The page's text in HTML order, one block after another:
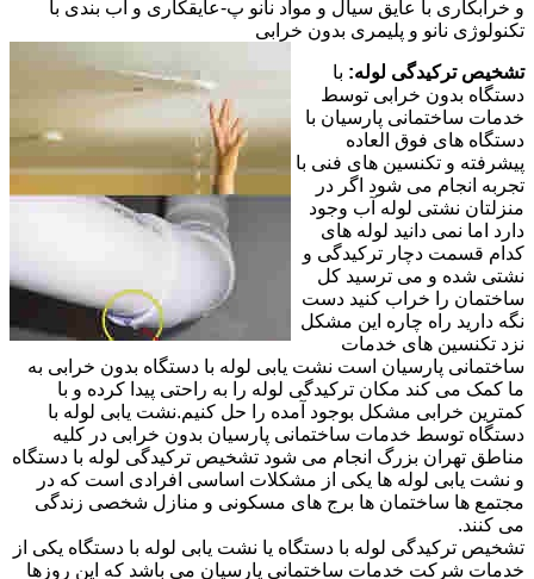
و خرابکاری با عایق سیال و مواد نانو پ-عایقکاری و آب بندی با
تکنولوژی نانو و پلیمری بدون خرابی
تشخیص ترکیدگی لوله: با
دستگاه بدون خرابی توسط
خدمات ساختمانی پارسیان با
دستگاه های فوق العاده
پیشرفته و تکنسین های فنی با
تجربه انجام می شود اگر در
منزلتان نشتی لوله آب وجود
دارد اما نمی دانید لوله های
کدام قسمت دچار ترکیدگی و
نشتی شده و می ترسید کل
ساختمان را خراب کنید دست
نگه دارید راه چاره این مشکل
نزد تکنسین های خدمات
ساختمانی پارسیان است نشت یابی لوله با دستگاه بدون خرابی به
ما کمک می کند مکان ترکیدگی لوله را به راحتی پیدا کرده و با
کمترین خرابی مشکل بوجود آمده را حل کنیم.نشت یابی لوله با
دستگاه توسط خدمات ساختمانی پارسیان بدون خرابی در کلیه
مناطق تهران بزرگ انجام می شود تشخیص ترکیدگی لوله با دستگاه
و نشت یابی لوله ها یکی از مشکلات اساسی افرادی است که در
مجتمع ها ساختمان ها برج های مسکونی و منازل شخصی زندگی
می کنند.
تشخیص ترکیدگی لوله با دستگاه یا نشت یابی لوله با دستگاه یکی از
خدمات شرکت خدمات ساختمانی پارسیان می باشد که این روزها